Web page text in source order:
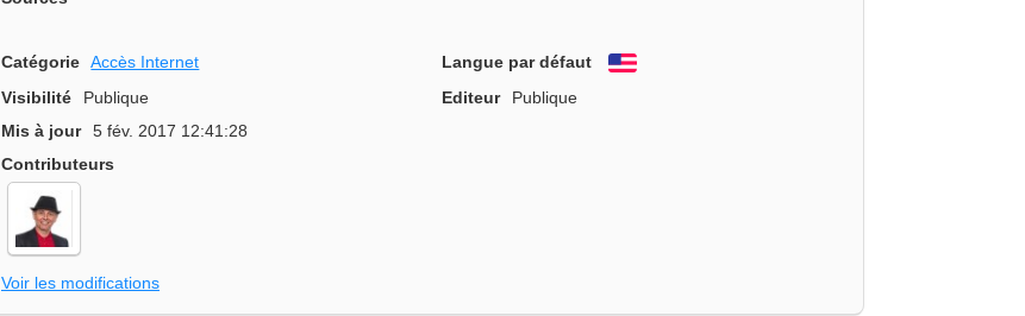
Catégorie Accès Internet Langue par défaut
English
Visibilité
Publique Editeur
Publique
Mis à jour
5 fév. 2017 12:41:28
Contributeurs
Voir les modifications